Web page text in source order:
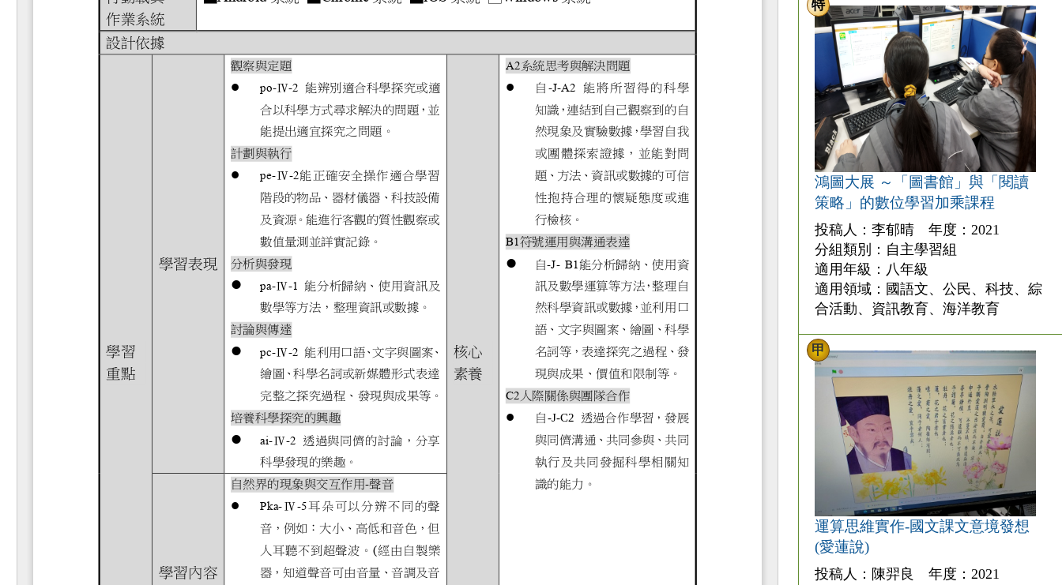
鴻圖大展 ～「圖書館」與「閱讀
策略」的數位學習加乘課程
特
投稿人：李郁晴 年度：2021
分組類別：自主學習組
適用年級：八年級
適用領域：國語文、公民、科技、綜
合活動、資訊教育、海洋教育
運算思維實作-國文課文意境發想
(愛蓮說)
甲
投稿人：陳羿良 年度：2021